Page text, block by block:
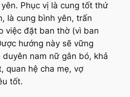
Phục vị là cung tốt thứ
là cung bình yên, trấn
việc đặt ban thờ (vì ban
hướng này sẽ vững
nam nữ gắn bó, khả
quan hệ cha mẹ, vợ
tốt.